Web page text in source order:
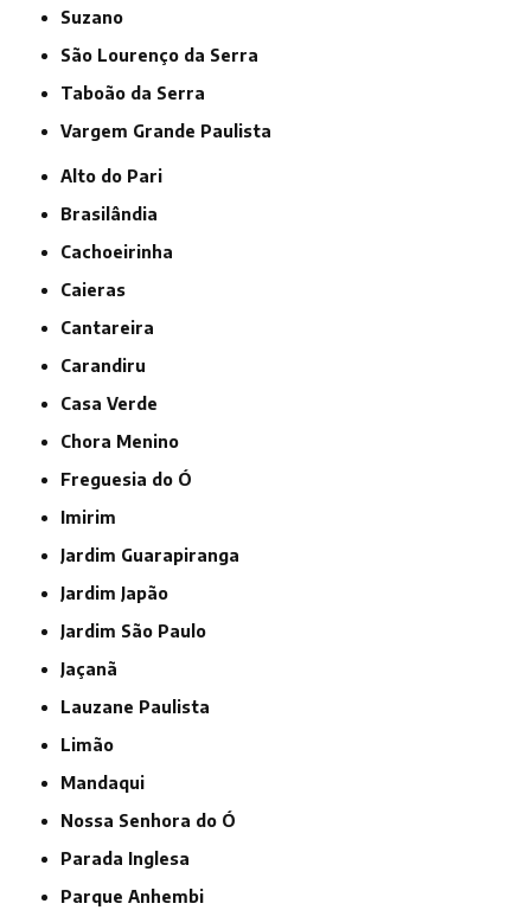
Suzano
São Lourenço da Serra
Taboão da Serra
Vargem Grande Paulista
Alto do Pari
Brasilândia
Cachoeirinha
Caieras
Cantareira
Carandiru
Casa Verde
Chora Menino
Freguesia do Ó
Imirim
Jardim Guarapiranga
Jardim Japão
Jardim São Paulo
Jaçanã
Lauzane Paulista
Limão
Mandaqui
Nossa Senhora do Ó
Parada Inglesa
Parque Anhembi